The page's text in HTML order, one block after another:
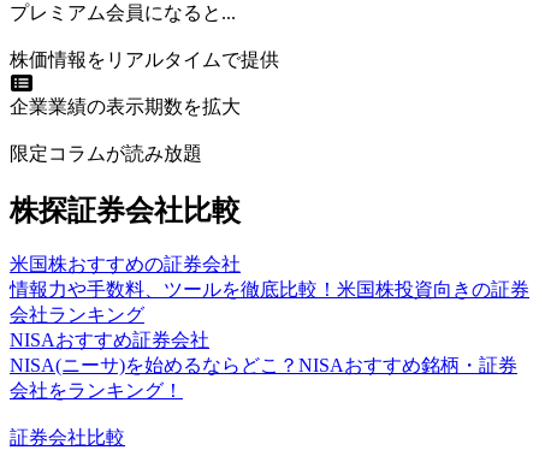
プレミアム会員になると...
株価情報をリアルタイムで提供
企業業績の表示期数を拡大
限定コラムが読み放題
株探証券会社比較
米国株おすすめの証券会社
情報力や手数料、ツールを徹底比較！米国株投資向きの証券
会社ランキング
NISAおすすめ証券会社
NISA(ニーサ)を始めるならどこ？NISAおすすめ銘柄・証券
会社をランキング！
証券会社比較